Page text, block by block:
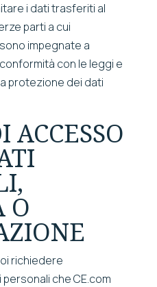
i dati trasferiti al
parti a cui
impegnate a
con le leggi e
protezione dei dati
ACCESSO
O
richiedere
che CE.com